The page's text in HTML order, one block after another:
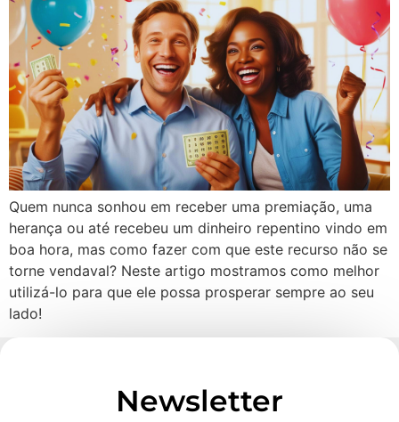
Quem nunca sonhou em receber uma premiação, uma
herança ou até recebeu um dinheiro repentino vindo em
boa hora, mas como fazer com que este recurso não se
torne vendaval? Neste artigo mostramos como melhor
utilizá-lo para que ele possa prosperar sempre ao seu
lado!
Newsletter